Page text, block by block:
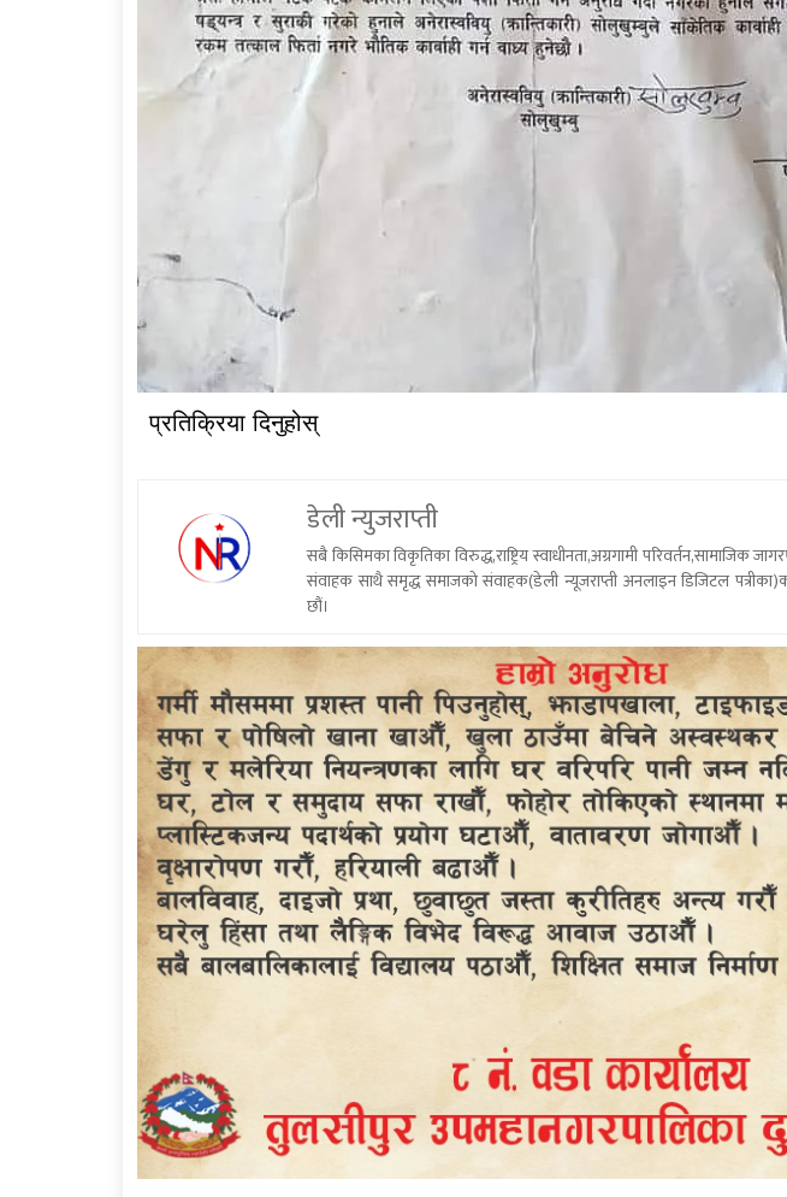
प्रतिक्रिया दिनुहोस्
डेली न्युजराप्ती
सबै किसिमका विकृतिका विरुद्ध,राष्ट्रिय स्वाधीनता,अग्रगामी परिवर्तन,सामाजिक
संवाहक साथै समृद्ध समाजको संवाहक(डेली न्यूजराप्ती अनलाइन डिजिटल
छौं।